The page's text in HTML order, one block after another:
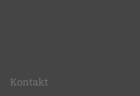
Kontakt